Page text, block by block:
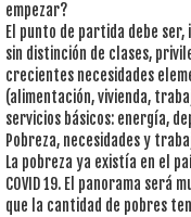
empezar?
El punto de partida debe
sin distinción de clases,
crecientes necesidades
(alimentación, vivienda,
servicios básicos: energía,
Pobreza, necesidades y
La pobreza ya existía en el
COVID 19. El panorama será
que la cantidad de pobres